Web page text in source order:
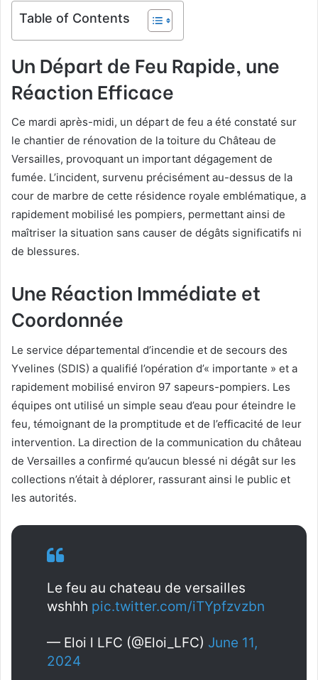
Table of Contents
Un Départ de Feu Rapide, une
Réaction Efficace
Ce mardi après-midi, un départ de feu a été constaté sur
le chantier de rénovation de la toiture du Château de
Versailles, provoquant un important dégagement de
fumée. L’incident, survenu précisément au-dessus de la
cour de marbre de cette résidence royale emblématique, a
rapidement mobilisé les pompiers, permettant ainsi de
maîtriser la situation sans causer de dégâts significatifs ni
de blessures.
Une Réaction Immédiate et
Coordonnée
Le service départemental d’incendie et de secours des
Yvelines (SDIS) a qualifié l’opération d’« importante » et a
rapidement mobilisé environ 97 sapeurs-pompiers. Les
équipes ont utilisé un simple seau d’eau pour éteindre le
feu, témoignant de la promptitude et de l’efficacité de leur
intervention. La direction de la communication du château
de Versailles a confirmé qu’aucun blessé ni dégât sur les
collections n’était à déplorer, rassurant ainsi le public et
les autorités.
Le feu au chateau de versailles
wshhh pic.twitter.com/iTYpfzvzbn
— Eloi l LFC (@Eloi_LFC) June 11,
2024